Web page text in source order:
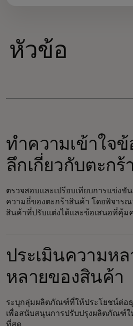
หัวข้อ
ทำความเข้าใจข้
ลึกเกี่ยวกับตะกร้
ตรวจสอบและเปรียบเทียบการแข่งขั
ความถี่ของตะกร้าสินค้า โดยพิจารณ
สินค้าที่ปรับแต่งได้และข้อเสนอที่คุ้ม
ประเมินความหล
หลายของสินค้า
ระบุกลุ่มผลิตภัณฑ์ที่ให้ประโยชน์ต่อ
เพื่อสนับสนุนการปรับปรุงผลิตภัณฑ์ใ